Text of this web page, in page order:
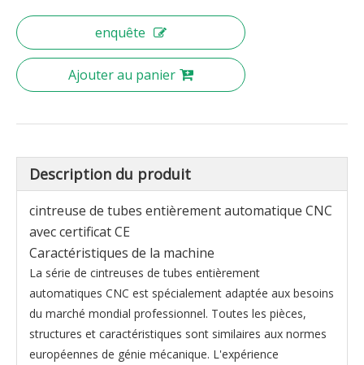
enquête
Ajouter au panier
Description du produit
cintreuse de tubes entièrement automatique CNC
avec certificat CE
Caractéristiques de la machine
La série de cintreuses de tubes entièrement
automatiques CNC est spécialement adaptée aux besoins
du marché mondial professionnel. Toutes les pièces,
structures et caractéristiques sont similaires aux normes
européennes de génie mécanique. L'expérience